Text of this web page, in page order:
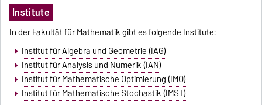
Institute
In der Fakultät für Mathematik gibt es folgende Institute:
Institut für Algebra und Geometrie (IAG)
Institut für Analysis und Numerik (IAN)
Institut für Mathematische Optimierung (IMO)
Institut für Mathematische Stochastik (IMST)